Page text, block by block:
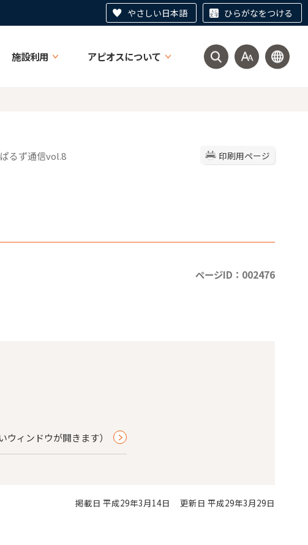
やさしい日本語 ひらがなをつける
施設利用 アピオスについて
印刷用ページ
るず通信vol.8
ページID：002476
ィンドウが開きます）
掲載日 平成29年3月14日 更新日 平成29年3月29日